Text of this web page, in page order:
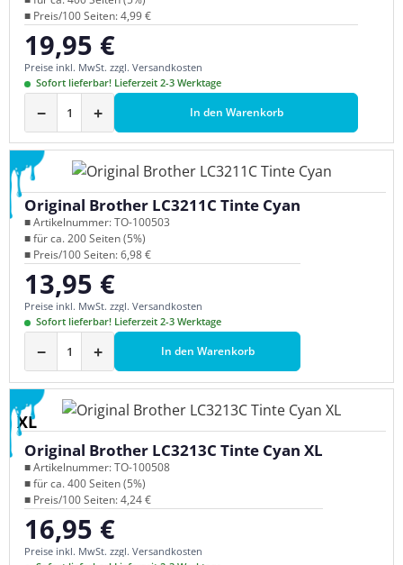
■ Preis/100 Seiten: 4,99 €
Regulärer Preis:
19,95 €
Preise inkl. MwSt. zzgl. Versandkosten
Sofort lieferbar! Lieferzeit 2-3 Werktage
− + In den Warenkorb
Original Brother LC3211C Tinte Cyan
■ Artikelnummer: TO-100503
■ für ca. 200 Seiten (5%)
■ Preis/100 Seiten: 6,98 €
Regulärer Preis:
13,95 €
Preise inkl. MwSt. zzgl. Versandkosten
Sofort lieferbar! Lieferzeit 2-3 Werktage
− + In den Warenkorb
XL
Original Brother LC3213C Tinte Cyan XL
■ Artikelnummer: TO-100508
■ für ca. 400 Seiten (5%)
■ Preis/100 Seiten: 4,24 €
Regulärer Preis:
16,95 €
Preise inkl. MwSt. zzgl. Versandkosten